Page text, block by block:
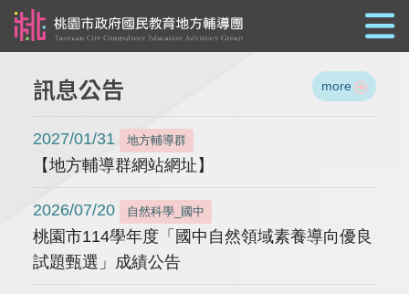
訊息公告 more
2027/01/31 地方輔導群
【地方輔導群網站網址】
2026/07/20 自然科學_國中
桃園市114學年度「國中自然領域素養導向優良
試題甄選」成績公告